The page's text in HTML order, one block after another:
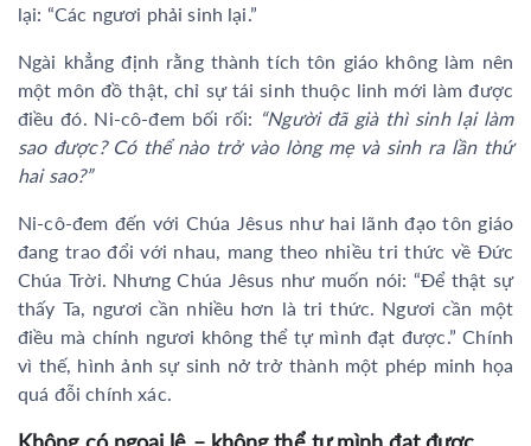
lại: “Các ngươi phải sinh lại.”
Ngài khẳng định rằng thành tích tôn giáo không làm nên
một môn đồ thật, chỉ sự tái sinh thuộc linh mới làm được
điều đó. Ni-cô-đem bối rối: “Người đã già thì sinh lại làm
sao được? Có thể nào trở vào lòng mẹ và sinh ra lần thứ
hai sao?”
Ni-cô-đem đến với Chúa Jêsus như hai lãnh đạo tôn giáo
đang trao đổi với nhau, mang theo nhiều tri thức về Đức
Chúa Trời. Nhưng Chúa Jêsus như muốn nói: “Để thật sự
thấy Ta, ngươi cần nhiều hơn là tri thức. Ngươi cần một
điều mà chính ngươi không thể tự mình đạt được.” Chính
vì thế, hình ảnh sự sinh nở trở thành một phép minh họa
quá đỗi chính xác.